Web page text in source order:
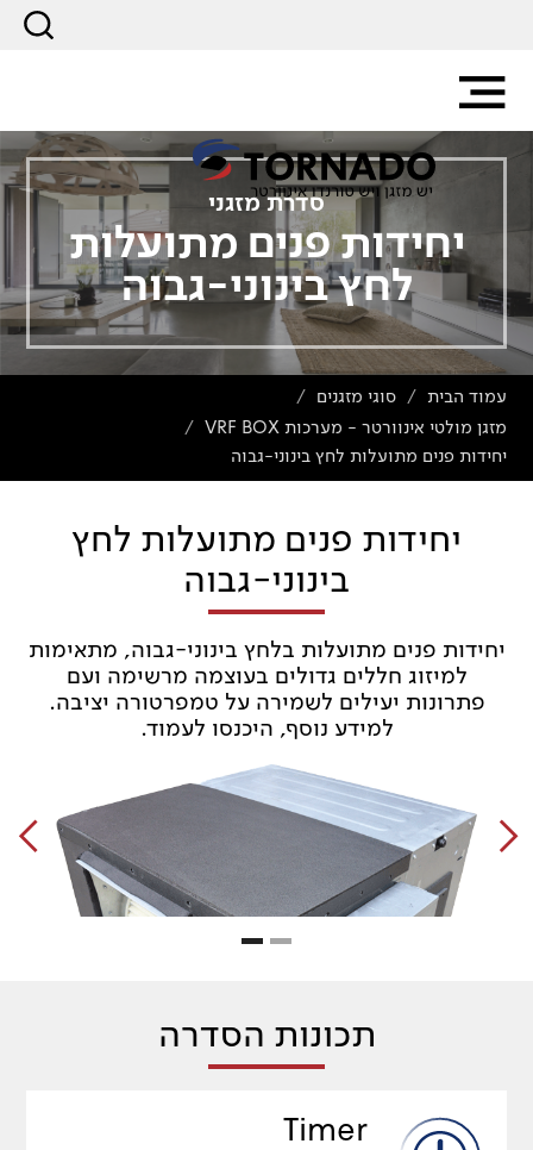
סדרת מזגני
יחידות פנים מתועלות
לחץ בינוני-גבוה
עמוד הבית / סוגי מזגנים /
מזגן מולטי אינוורטר - מערכות VRF BOX
/
יחידות פנים מתועלות לחץ בינוני-גבוה
יחידות פנים מתועלות לחץ
בינוני-גבוה
יחידות פנים מתועלות בלחץ בינוני-גבוה, מתאימות
למיזוג חללים גדולים בעוצמה מרשימה ועם
פתרונות יעילים לשמירה על טמפרטורה יציבה.
למידע נוסף, היכנסו לעמוד.
תכונות הסדרה
Timer